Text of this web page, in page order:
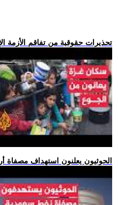
.. تحذيرات حقوقية من تفاقم الأزمة
.. الحوثيون يعلنون استهداف مصفاة